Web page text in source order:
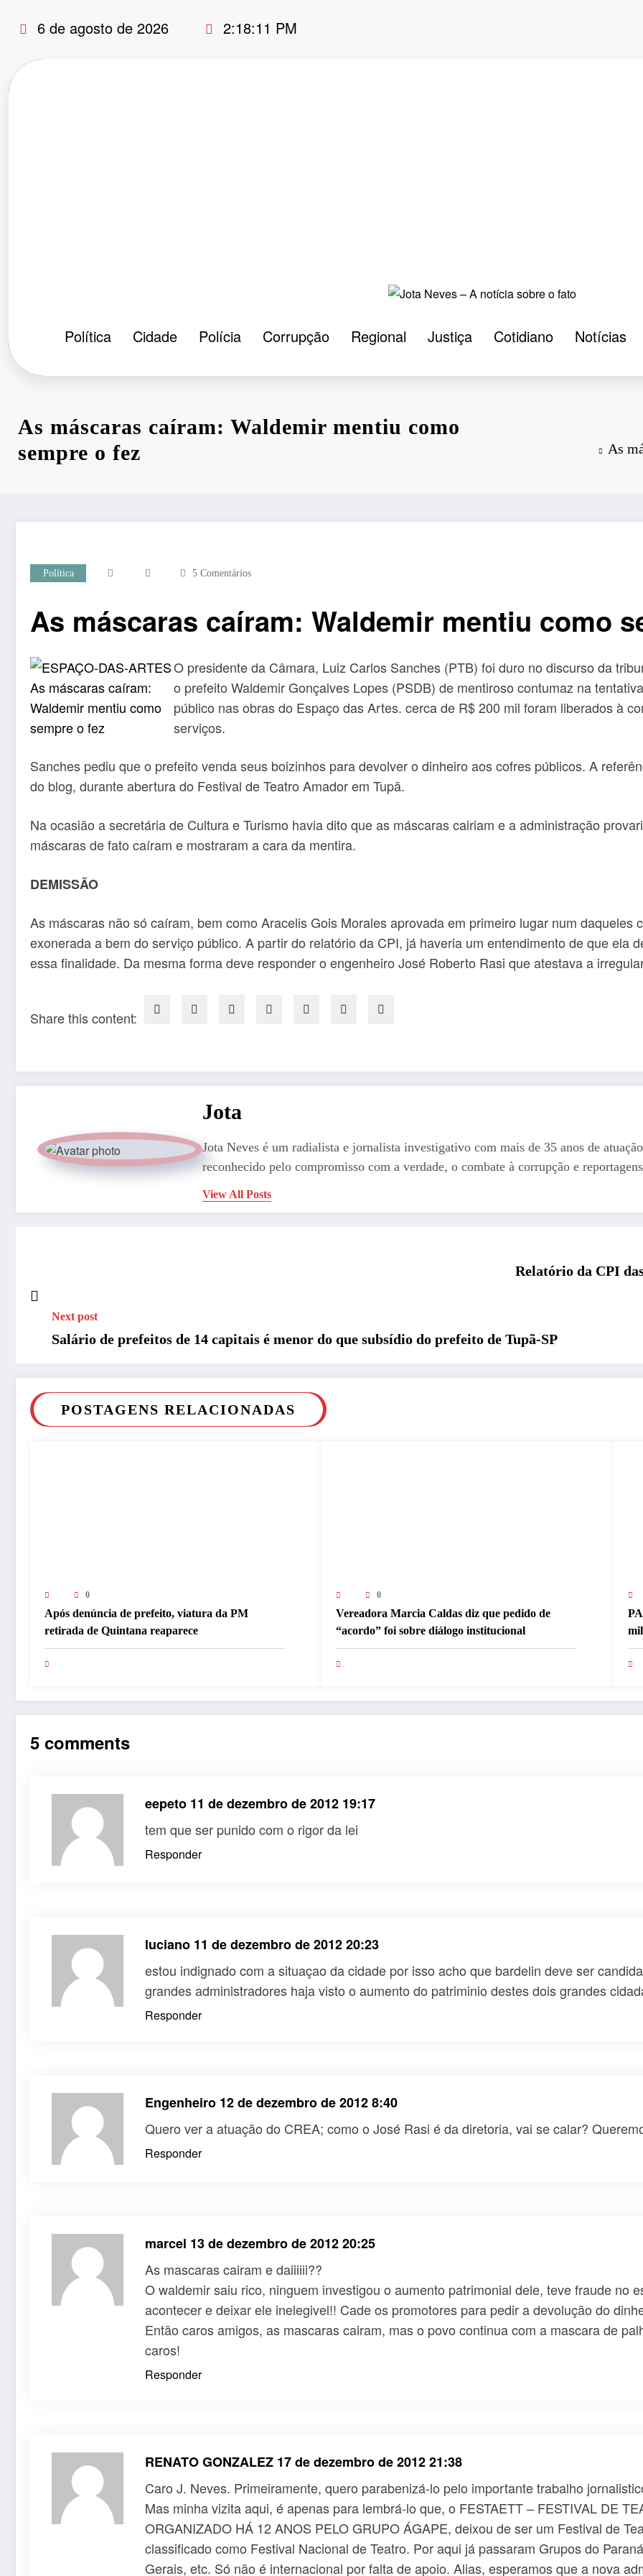
para
conteúdo
6 de agosto de 2026 2:18:12 PM
Política Cidade Polícia Corrupção Regional Justiça Cotidiano Notícias
As máscaras caíram: Waldemir mentiu como
sempre o fez
As
Política 5 Comentários
As máscaras caíram: Waldemir mentiu como
O presidente da Câmara, Luiz Carlos Sanches (PTB) foi duro no discurso da
o prefeito Waldemir Gonçalves Lopes (PSDB) de mentiroso contumaz na
público nas obras do Espaço das Artes. cerca de R$ 200 mil foram liberados à
serviços.
Sanches pediu que o prefeito venda seus boizinhos para devolver o dinheiro aos cofres públicos. A
do blog, durante abertura do Festival de Teatro Amador em Tupã.
Na ocasião a secretária de Cultura e Turismo havia dito que as máscaras cairiam e a administração
máscaras de fato caíram e mostraram a cara da mentira.
DEMISSÃO
As máscaras não só caíram, bem como Aracelis Gois Morales aprovada em primeiro lugar num daqueles
exonerada a bem do serviço público. A partir do relatório da CPI, já haveria um entendimento de que ela
essa finalidade. Da mesma forma deve responder o engenheiro José Roberto Rasi que atestava a
Share this content:
Jota
Jota Neves é um radialista e jornalista investigativo com mais de 35 anos de
reconhecido pelo compromisso com a verdade, o combate à corrupção e
View All Posts
Relatório da CPI
Next post
Salário de prefeitos de 14 capitais é menor do que subsídio do prefeito de Tupã-SP
POSTAGENS RELACIONADAS
0
Após denúncia de prefeito, viatura da PM
retirada de Quintana reaparece
0
Vereadora Marcia Caldas diz que pedido de
“acordo” foi sobre diálogo institucional
5 comments
eepeto 11 de dezembro de 2012 19:17
tem que ser punido com o rigor da lei
Responder
luciano 11 de dezembro de 2012 20:23
estou indignado com a situaçao da cidade por isso acho que bardelin deve ser
grandes administradores haja visto o aumento do patriminio destes dois grandes
Responder
Engenheiro 12 de dezembro de 2012 8:40
Quero ver a atuação do CREA; como o José Rasi é da diretoria, vai se calar?
Responder
marcel 13 de dezembro de 2012 20:25
As mascaras cairam e daiiiiii??
O waldemir saiu rico, ninguem investigou o aumento patrimonial dele, teve fraude no
acontecer e deixar ele inelegivel!! Cade os promotores para pedir a devolução do
Então caros amigos, as mascaras cairam, mas o povo continua com a mascara de
caros!
Responder
RENATO GONZALEZ 17 de dezembro de 2012 21:38
Caro J. Neves. Primeiramente, quero parabenizá-lo pelo importante trabalho
Mas minha vizita aqui, é apenas para lembrá-lo que, o FESTAETT – FESTIVAL DE
ORGANIZADO HÁ 12 ANOS PELO GRUPO ÁGAPE, deixou de ser um Festival de
classificado como Festival Nacional de Teatro. Por aqui já passaram Grupos do
Gerais, etc. Só não é internacional por falta de apoio. Alias, esperamos que a nova